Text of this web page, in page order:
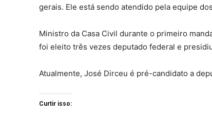
gerais. Ele está sendo atendido pela equipe
Ministro da Casa Civil durante o primeiro
foi eleito três vezes deputado federal e
Atualmente, José Dirceu é pré-candidato a
Curtir isso: